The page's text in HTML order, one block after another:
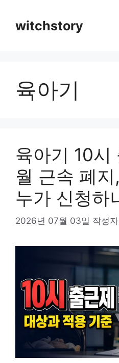
witchstory
육아기
육아기 10시
월 근속 폐
누가 신청하
2026년 07월 03일 작성